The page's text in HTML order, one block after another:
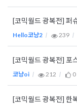
[코믹월드 광복전] 퍼
Hello코냥2 239
[코믹월드 광복전] 포
코냥oi 212 0
[코믹월드 광복전] 한